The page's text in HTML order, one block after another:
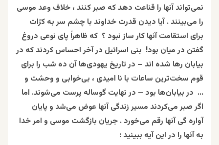
نمی‌تواند آنها را قناعت دهد که صبر کنند ، خلاف وعد موسی
را می‌بینند . آیا دیدن قدرت خداوند با چشم سر به کرّات
برای استقامت آنها کار ساز نبود ؟ که ظاهراً پای نوعی دروغ
گفتن در میان بود! بنی اسرائیل در آخر احساس کردند که در
بیابان رها شده‌ اند – در تاریخ یهودی‌ها آن ده شب را برای
قوم سخت‌ترین ساعات با نا امیدی ، بی‌خوابی و وحشت و
… در بیابان‌ها بود – در نهایت گوساله پرست می‌شوند. اما
اگر صبر می‌کردند مسیر زندگی آنها عوض می‌شد و پایان
آواره‌ گی آنها رقم می‌خورد . جریان بازگشت موسی و امر خدا
به آنها را در این آیه ببینید :